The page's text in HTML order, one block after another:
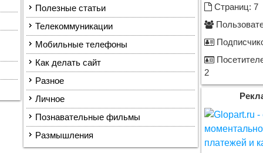
Полезные статьи
Телекоммуникации
Мобильные телефоны
Как делать сайт
Разное
Личное
Познавательные фильмы
Размышления
Страниц: 7
2